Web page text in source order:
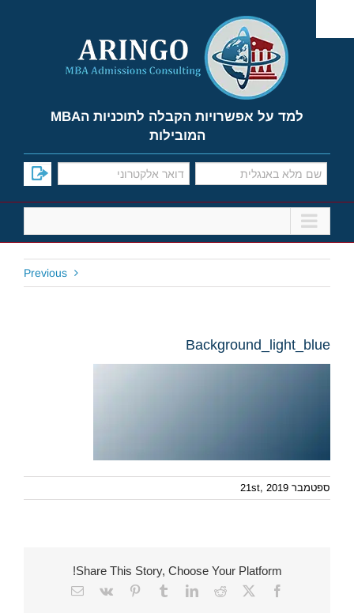
content
למד על אפשרויות הקבלה לתוכניות הMBA
המובילות
Previous
Background_light_blue
ספטמבר 21st, 2019
Share This Story, Choose Your Platform!
Facebook
X
Reddit
LinkedIn
Tumblr
Pinterest
Vk
Email